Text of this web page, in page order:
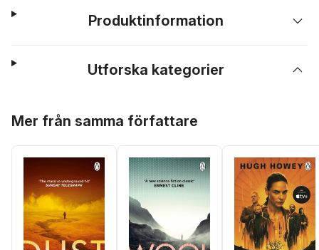
Produktinformation
Utforska kategorier
Mer från samma författare